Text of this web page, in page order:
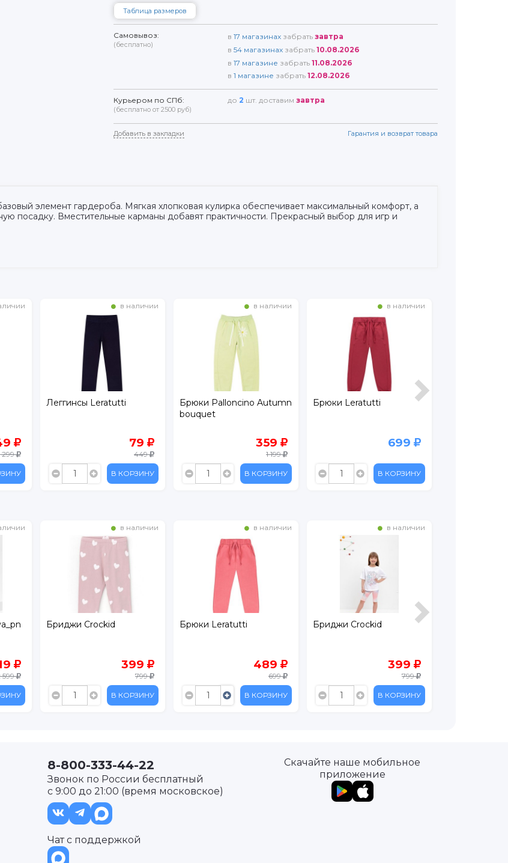
Таблица размеров
Самовывоз:
(бесплатно)
в 17 магазинах забрать завтра
в 54 магазинах забрать 10.08.2026
в 17 магазине забрать 11.08.2026
в 1 магазине забрать 12.08.2026
Курьером по СПб:
(бесплатно от 2500 руб)
до 2 шт. доставим завтра
Добавить в закладки Гарантия и возврат товара
элемент гардероба. Мягкая хлопковая кулирка обеспечивает максимальный комфорт, а
посадку. Вместительные карманы добавят практичности. Прекрасный выбор для игр и
299
в наличии
Леггинсы Leratutti
79
449
В КОРЗИНУ
в наличии
Брюки Palloncino Autumn
bouquet
359
1 199
В КОРЗИНУ
в наличии
Брюки Leratutti
699
В КОРЗИНУ
599
в наличии
Бриджи Crockid
399
799
В КОРЗИНУ
в наличии
Брюки Leratutti
489
699
В КОРЗИНУ
в наличии
Бриджи Crockid
399
799
В КОРЗИНУ
8-800-333-44-22
Звонок по России бесплатный
с 9:00 до 21:00 (время московское)
Чат с поддержкой
Скачайте наше мобильное
приложение